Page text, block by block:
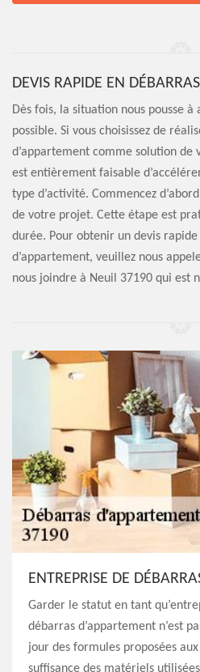
DEVIS RAPIDE EN
Dès fois, la situation nous pousse
possible. Si vous choisissez de
d’appartement comme solution de
est entièrement faisable
type d’activité. Commencez
de votre projet. Cette étape est
durée. Pour obtenir un devis
d’appartement, veuillez nous
nous joindre à Neuil 37190 qui est
ENTREPRISE DE
Garder le statut en tant
débarras d’appartement n’est
jour des formules proposées
suffisance des matériels